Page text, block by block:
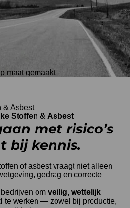
maat gemaakt
& Asbest
Stoffen & Asbest
met risico’s
bij kennis.
of asbest vraagt niet alleen
gedrag en correcte
om veilig, wettelijk
te werken — zowel bij productie,